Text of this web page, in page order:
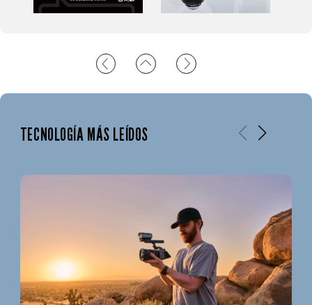
TECNOLOGÍA MÁS LEÍDOS